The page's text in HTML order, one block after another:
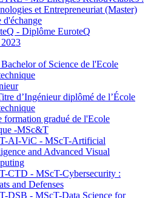
et Entrepreneuriat (Master)
d'échange
- Diplôme EuroteQ
of Science de l'Ecole
d’Ingénieur diplômé de l’École
formation gradué de l'Ecole
-MSc&T
AI-ViC - MScT-Artificial
and Advanced Visual
CTD - MScT-Cybersecurity :
and Defenses
DSB - MScT-Data Science for